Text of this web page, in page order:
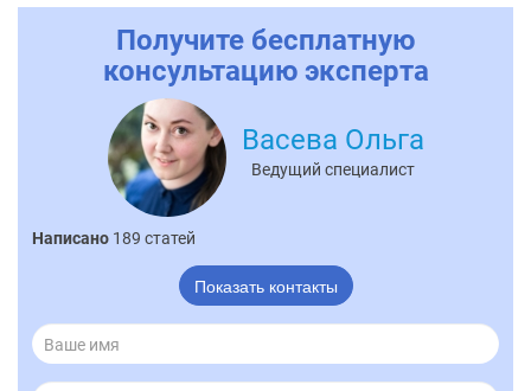
Получите бесплатную
консультацию эксперта
Васева Ольга
Ведущий специалист
Написано 189 статей
Показать контакты